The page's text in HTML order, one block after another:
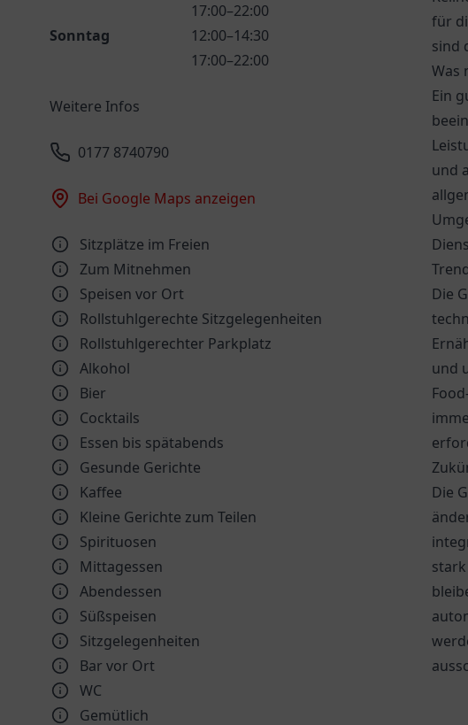
17:00–22:00
Sonntag
12:00–14:30
17:00–22:00
Weitere Infos
0177 8740790
Bei Google Maps anzeigen
Sitzplätze im Freien
Zum Mitnehmen
Speisen vor Ort
Rollstuhlgerechte Sitzgelegenheiten
Rollstuhlgerechter Parkplatz
Alkohol
Bier
Cocktails
Essen bis spätabends
Gesunde Gerichte
Kaffee
Kleine Gerichte zum Teilen
Spirituosen
Mittagessen
Abendessen
Süßspeisen
Sitzgelegenheiten
Bar vor Ort
WC
Gemütlich
für
sind
Was
Ein
und
Die
und
Die